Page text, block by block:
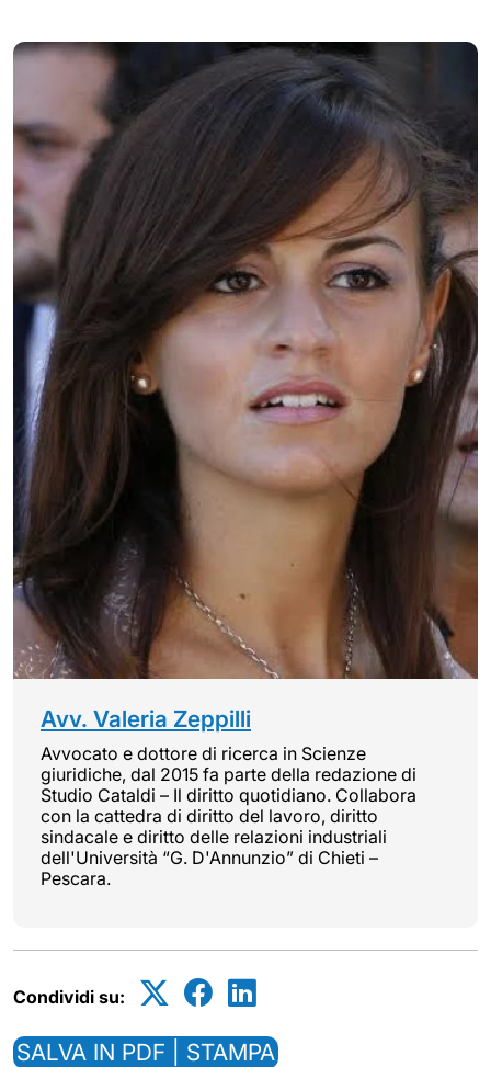
Avv. Valeria Zeppilli
Avvocato e dottore di ricerca in Scienze
giuridiche, dal 2015 fa parte della redazione di
Studio Cataldi – Il diritto quotidiano. Collabora
con la cattedra di diritto del lavoro, diritto
sindacale e diritto delle relazioni industriali
dell'Università “G. D'Annunzio” di Chieti –
Pescara.
Condividi su:
SALVA IN PDF | STAMPA